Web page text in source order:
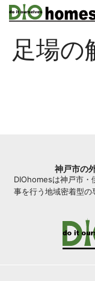
足場の
神戸市の
DIOhomesは神戸市・
事を行う地域密着型